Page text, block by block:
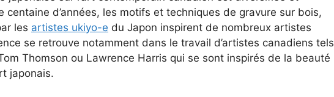
centaine d’années, les motifs et techniques de gravure sur bois,
les artistes ukiyo-e du Japon inspirent de nombreux artistes
se retrouve notamment dans le travail d’artistes canadiens tels
Thomson ou Lawrence Harris qui se sont inspirés de la beauté
japonais.